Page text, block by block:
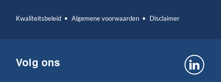
Kwaliteitsbeleid Algemene voorwaarden Disclaimer
Volg ons